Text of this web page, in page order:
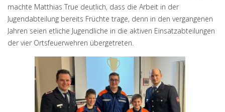
machte Matthias True deutlich, dass die Arbeit in der
Jugendabteilung bereits Früchte trage, denn in den vergangenen
Jahren seien etliche Jugendliche in die aktiven Einsatzabteilungen
der vier Ortsfeuerwehren übergetreten.